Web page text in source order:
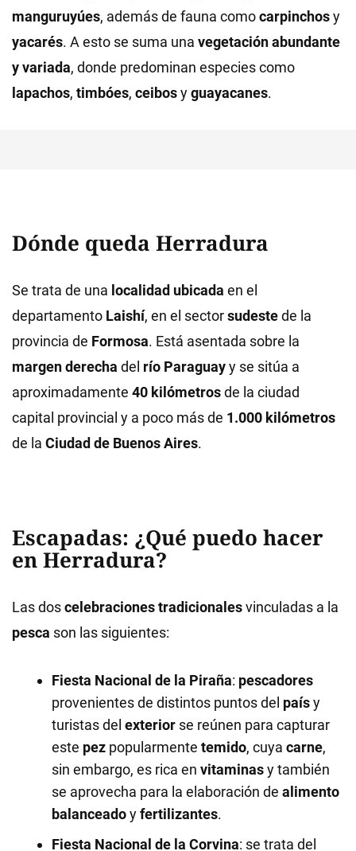
manguruyúes, además de fauna comocarpinchosy
yacarés. A esto se suma una vegetación abundante
y variada, donde predominan especies como
lapachos, timbóes, ceibosyguayacanes.
Dónde queda Herradura
Se trata de una localidad ubicada en el
departamento Laishí, en el sectorsudestede la
provincia de Formosa. Está asentada sobre la
margen derecha del río Paraguayy se sitúa a
aproximadamente 40 kilómetrosde la ciudad
capital provincial y a poco más de 1.000 kilómetros
de la Ciudad de Buenos Aires.
Escapadas: ¿Qué puedo hacer
en Herradura?
Las doscelebraciones tradicionalesvinculadas a la
pesca son las siguientes:
Fiesta Nacional de la Piraña: pescadores
provenientes de distintos puntos del paísy
turistas del exterior se reúnen para capturar
este pez popularmente temido, cuya carne,
sin embargo, es rica en vitaminasy también
se aprovecha para la elaboración de alimento
balanceadoyfertilizantes.
Fiesta Nacional de la Corvina: se trata del